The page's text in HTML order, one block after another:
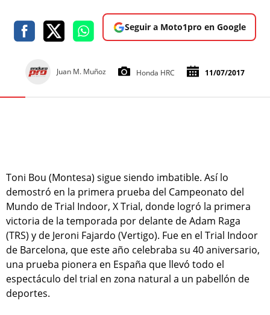
Seguir a Moto1pro en Google
Juan M. Muñoz Honda HRC 11/07/2017
Toni Bou (Montesa) sigue siendo imbatible. Así lo
demostró en la primera prueba del Campeonato del
Mundo de Trial Indoor, X Trial, donde logró la primera
victoria de la temporada por delante de Adam Raga
(TRS) y de Jeroni Fajardo (Vertigo). Fue en el Trial Indoor
de Barcelona, que este año celebraba su 40 aniversario,
una prueba pionera en España que llevó todo el
espectáculo del trial en zona natural a un pabellón de
deportes.